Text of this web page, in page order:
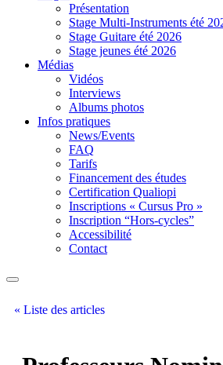
Présentation
Stage Multi-Instruments été
Stage Guitare été 2026
Stage jeunes été 2026
Médias
Vidéos
Interviews
Albums photos
Infos pratiques
News/Events
FAQ
Tarifs
Financement des études
Certification Qualiopi
Inscriptions « Cursus Pro »
Inscription “Hors-cycles”
Accessibilité
Contact
« Liste des articles